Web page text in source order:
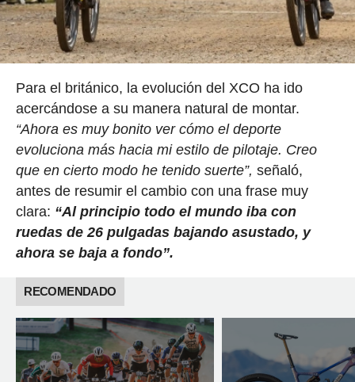
Para el británico, la evolución del XCO ha ido
acercándose a su manera natural de montar.
“Ahora es muy bonito ver cómo el deporte
evoluciona más hacia mi estilo de pilotaje. Creo
que en cierto modo he tenido suerte”, señaló,
antes de resumir el cambio con una frase muy
clara: “Al principio todo el mundo iba con
ruedas de 26 pulgadas bajando asustado, y
ahora se baja a fondo”.
RECOMENDADO